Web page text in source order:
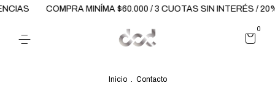
COMPRA MINÍMA $60.000 / 3 CUOTAS SIN INTERÉS /
0
Inicio . Contacto